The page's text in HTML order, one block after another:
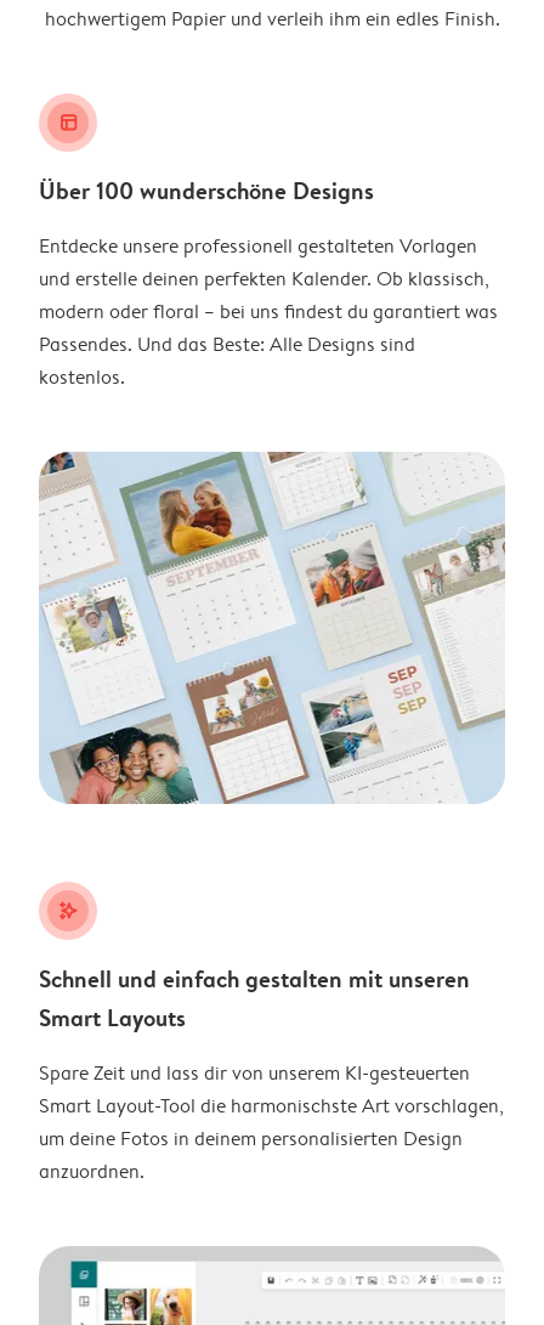
hochwertigem Papier und verleih ihm ein edles Finish.
layout_alt
Über 100 wunderschöne Designs
Entdecke unsere professionell gestalteten Vorlagen
und erstelle deinen perfekten Kalender. Ob klassisch,
modern oder floral – bei uns findest du garantiert was
Passendes. Und das Beste: Alle Designs sind
kostenlos.
stars_plus
Schnell und einfach gestalten mit unseren
Smart Layouts
Spare Zeit und lass dir von unserem KI-gesteuerten
Smart Layout-Tool die harmonischste Art vorschlagen,
um deine Fotos in deinem personalisierten Design
anzuordnen.